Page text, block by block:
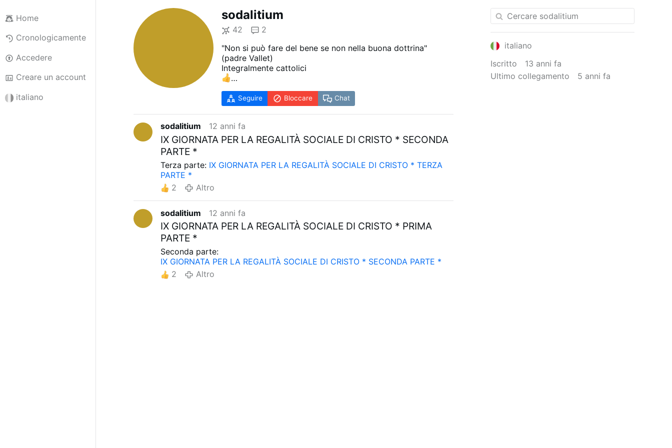
Home
Cronologicamente
Accedere
Creare un account
italiano
sodalitium
42
2
"Non si può fare del bene se non nella buona dottrina"
(padre Vallet)
Integralmente cattolici
Seguire Bloccare Chat
sodalitium 12 anni fa
IX GIORNATA PER LA REGALITÀ SOCIALE DI CRISTO * SECONDA
PARTE *
Terza parte: IX GIORNATA PER LA REGALITÀ SOCIALE DI CRISTO * TERZA
PARTE *
2
Altro
sodalitium 12 anni fa
IX GIORNATA PER LA REGALITÀ SOCIALE DI CRISTO * PRIMA
PARTE *
Seconda parte:
IX GIORNATA PER LA REGALITÀ SOCIALE DI CRISTO * SECONDA PARTE *
2
Altro
italiano
Iscritto
13 anni fa
Ultimo collegamento
5 anni fa